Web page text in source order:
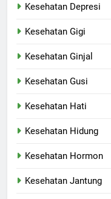
Kesehatan Depresi
Kesehatan Gigi
Kesehatan Ginjal
Kesehatan Gusi
Kesehatan Hati
Kesehatan Hidung
Kesehatan Hormon
Kesehatan Jantung